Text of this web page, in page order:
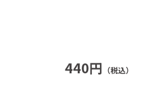
440円 （税込）